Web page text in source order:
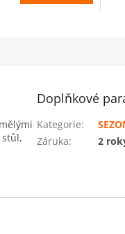
stůl,
Doplňkové
Kategorie:
Záruka: 2